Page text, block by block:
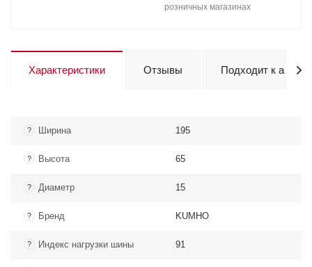
розничных магазинах
Характеристики Отзывы Подходит к авто
? Ширина 195
? Высота 65
? Диаметр 15
? Бренд KUMHO
? Индекс нагрузки шины 91